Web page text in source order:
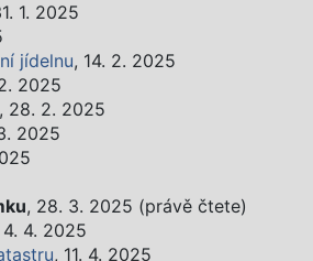
1. 2025
jídelnu, 14. 2. 2025
2025
, 28. 2. 2025
2025
, 28. 3. 2025 (právě čtete)
4. 4. 2025
, 11. 4. 2025